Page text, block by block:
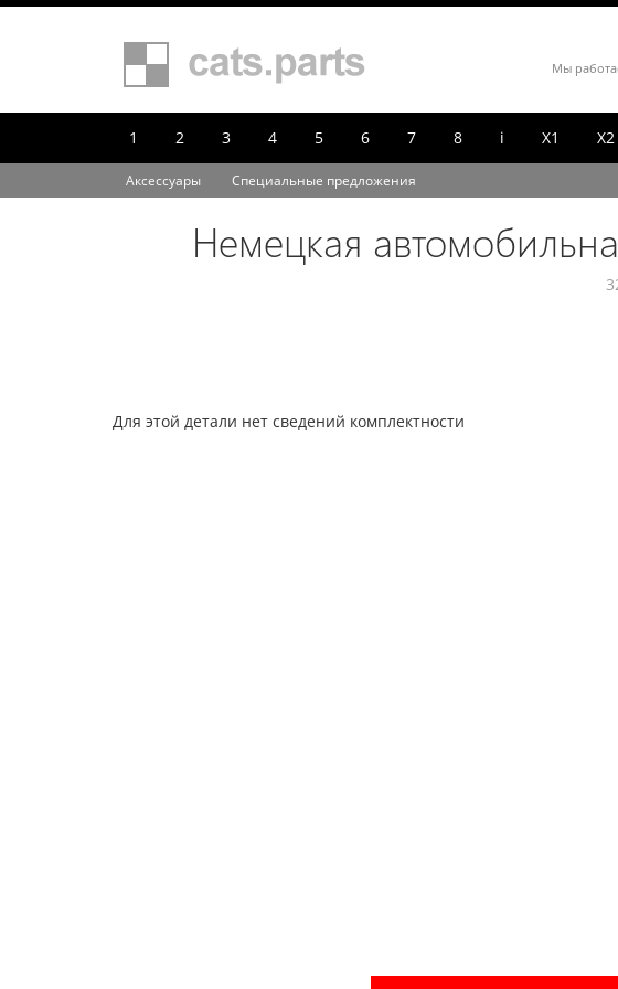
Мы
1 2 3 4 5 6 7 8 i X1 X2
Аксессуары Специальные предложения
Немецкая
Для этой детали нет сведений комплектности